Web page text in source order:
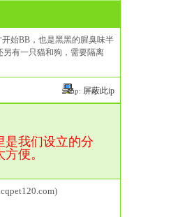
始BB，也是黑黑的腥臭味半
有一只猫和狗，需要隔离
ip: 屏蔽此ip
是我们设立的分
便。